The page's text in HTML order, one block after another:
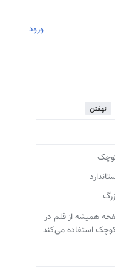
ورود
نهفتن
همیشه از قلم در
کوچک استفاده می‌کند